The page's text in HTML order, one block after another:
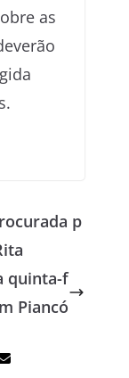
as
p
quinta-f
Piancó